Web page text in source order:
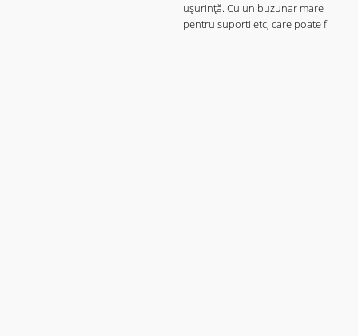
uşurinţă. Cu un buzunar mare
pentru suporti etc, care poate fi